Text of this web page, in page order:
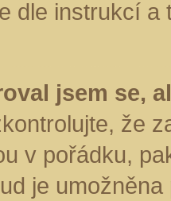
dle instrukcí a
jsem se,
že
v pořádku,
je